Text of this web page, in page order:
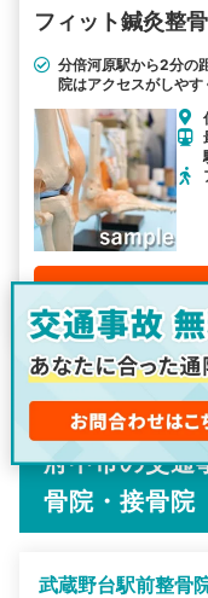
フィット鍼灸整
分倍河原駅から2分の
院はアクセスがしやす
府中市の交通
骨院・接骨院
武蔵野台駅前整骨